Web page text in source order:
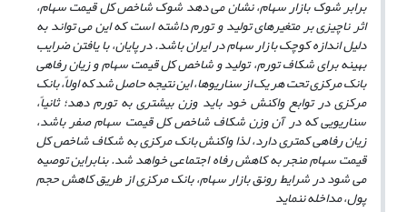
برابر شوکبازار سهام، نشان میدهد شوک شاخص کل قیمت سهام،
اثر ناچیزی بر متغیرهای تولید و تورم داشته است که این میتواند به
دلیل اندازه کوچک بازار سهام در ایران باشد. در پایان، با یافتن ضرایب
بهینه برای شکاف تورم، تولید و شاخص کل قیمت سهام و زیان رفاهی
بانک مرکزی تحت هر یک از سناریوها، این نتیجه حاصل شد که اولاً، بانک
مرکزی در توابع واکنش خود باید وزن بیشتری به تورم دهد؛ ثانیاً،
سناریویی که در آن وزن شکاف شاخص کل قیمت سهام صفر باشد،
زیان رفاهی کمتری دارد، لذا واکنش بانک مرکزی به شکاف شاخص کل
قیمت سهام منجر به کاهش رفاه اجتماعی خواهد شد. بنابراین توصیه
میشود در شرایط رونق بازار سهام، بانک مرکزی از طریق کاهش حجم
پول، مداخله ننماید